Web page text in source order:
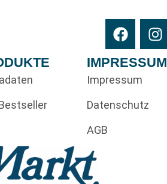
IMPRESSUM
Impressum
Datenschutz
AGB